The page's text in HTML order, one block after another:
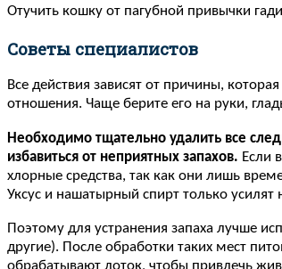
Отучить кошку от пагубной привычки
Советы специалистов
Все действия зависят от причины,
отношения. Чаще берите его на руки,
Необходимо тщательно удалить все
избавиться от неприятных запахов. Если
хлорные средства, так как они лишь
Уксус и нашатырный спирт только
Поэтому для устранения запаха лучше
другие). После обработки таких мест
обрабатывают лоток, чтобы привлечь